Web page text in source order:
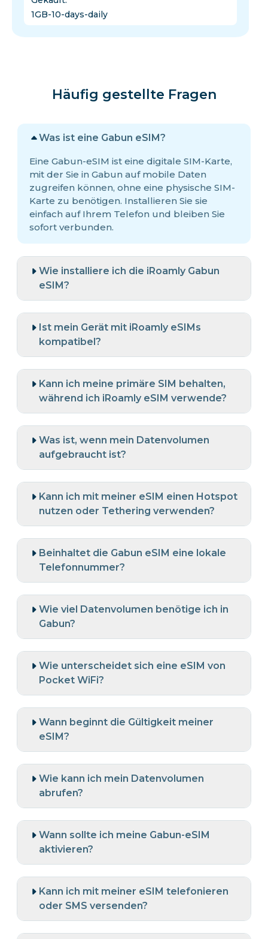
1GB-10-days-daily
Häufig gestellte Fragen
Was ist eine Gabun eSIM?
Eine Gabun-eSIM ist eine digitale SIM-Karte,
mit der Sie in Gabun auf mobile Daten
zugreifen können, ohne eine physische SIM-
Karte zu benötigen. Installieren Sie sie
einfach auf Ihrem Telefon und bleiben Sie
sofort verbunden.
Wie installiere ich die iRoamly Gabun
eSIM?
Ist mein Gerät mit iRoamly eSIMs
kompatibel?
Kann ich meine primäre SIM behalten,
während ich iRoamly eSIM verwende?
Was ist, wenn mein Datenvolumen
aufgebraucht ist?
Kann ich mit meiner eSIM einen Hotspot
nutzen oder Tethering verwenden?
Beinhaltet die Gabun eSIM eine lokale
Telefonnummer?
Wie viel Datenvolumen benötige ich in
Gabun?
Wie unterscheidet sich eine eSIM von
Pocket WiFi?
Wann beginnt die Gültigkeit meiner
eSIM?
Wie kann ich mein Datenvolumen
abrufen?
Wann sollte ich meine Gabun-eSIM
aktivieren?
Kann ich mit meiner eSIM telefonieren
oder SMS versenden?